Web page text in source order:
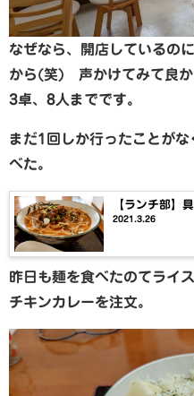
なぜなら、開店しているの
から(笑) 声かけてみて良か
3卓、8人までです。
まだ1回しか行ったことが
べた。
【ランチ部】
2021.3.26
昨日も麺を食べたのてライ
チキンカレーを注文。